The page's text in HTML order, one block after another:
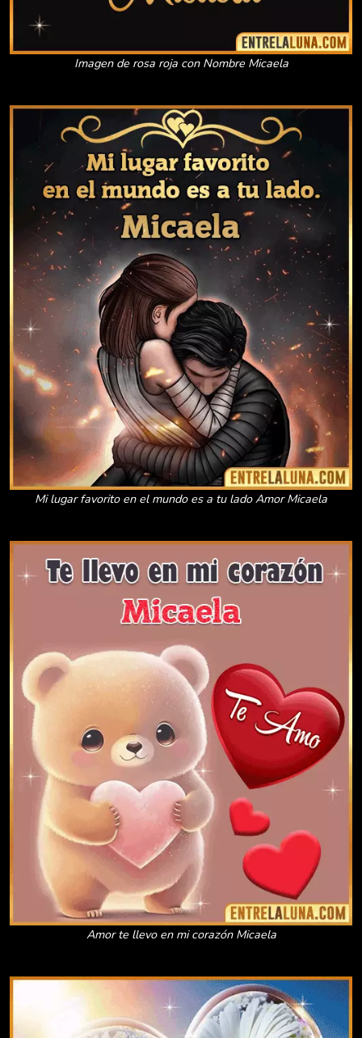
Imagen de rosa roja con Nombre Micaela
Mi lugar favorito en el mundo es a tu lado Amor Micaela
Amor te llevo en mi corazón Micaela